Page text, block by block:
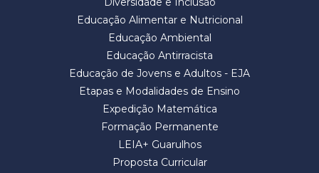
Educação Alimentar e Nutricional
Educação Ambiental
Educação Antirracista
Educação de Jovens e Adultos - EJA
Etapas e Modalidades de Ensino
Expedição Matemática
Formação Permanente
LEIA+ Guarulhos
Proposta Curricular